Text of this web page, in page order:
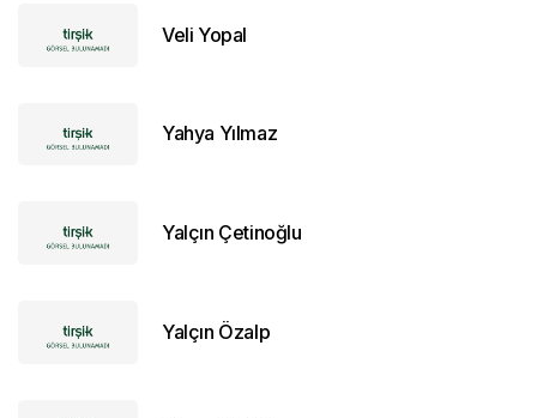
Veli Yopal
Yahya Yılmaz
Yalçın Çetinoğlu
Yalçın Özalp